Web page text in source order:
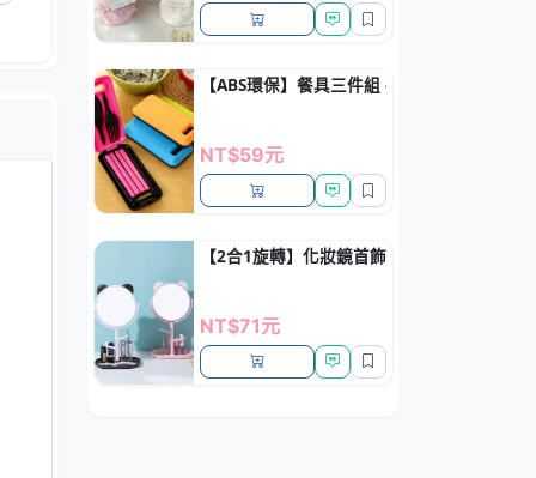
【ABS環保】餐具三件組 - 便攜旅行筷叉匙套
NT$59元
【2合1旋轉】化妝鏡首飾盒 - 梳妝收納
NT$71元